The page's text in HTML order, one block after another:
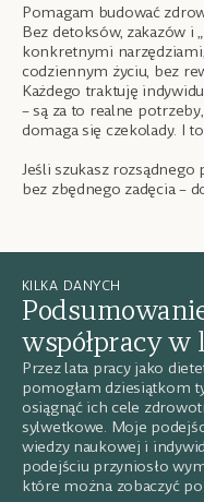
Pomagam budować
Bez detoksów, zakazów i
konkretnymi
codziennym życiu, bez
Każdego traktuję
– są za to realne
domaga się czekolady. I
Jeśli szukasz
bez zbędnego zadęcia –
KILKA DANYCH
współpracy w
Przez lata pracy jako
pomogłam dziesiątkom
osiągnąć ich cele
sylwetkowe. Moje
wiedzy naukowej i
podejściu przyniosło
które można zobaczyć